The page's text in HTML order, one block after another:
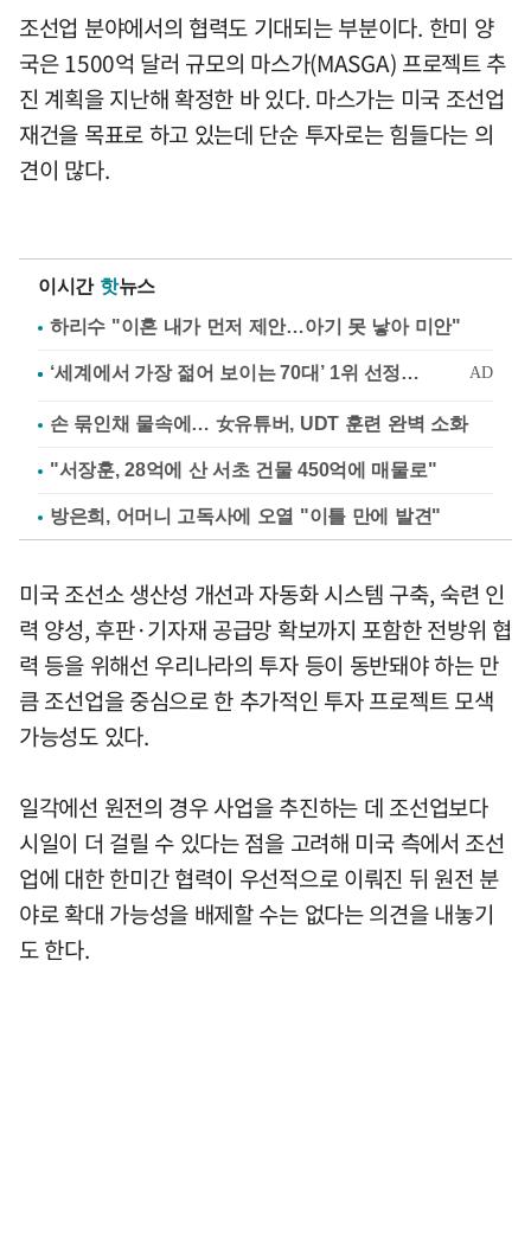
조선업 분야에서의 협력도 기대되는 부분이다. 한미 양
국은 1500억 달러 규모의 마스가(MASGA) 프로젝트 추
진 계획을 지난해 확정한 바 있다. 마스가는 미국 조선업
재건을 목표로 하고 있는데 단순 투자로는 힘들다는 의
견이 많다.
이시간 핫뉴스
하리수 "이혼 내가 먼저 제안…아기 못 낳아 미안"
손 묶인채 물속에… 女유튜버, UDT 훈련 완벽 소화
"서장훈, 28억에 산 서초 건물 450억에 매물로"
방은희, 어머니 고독사에 오열 "이틀 만에 발견"
미국 조선소 생산성 개선과 자동화 시스템 구축, 숙련 인
력 양성, 후판·기자재 공급망 확보까지 포함한 전방위 협
력 등을 위해선 우리나라의 투자 등이 동반돼야 하는 만
큼 조선업을 중심으로 한 추가적인 투자 프로젝트 모색
가능성도 있다.
일각에선 원전의 경우 사업을 추진하는 데 조선업보다
시일이 더 걸릴 수 있다는 점을 고려해 미국 측에서 조선
업에 대한 한미간 협력이 우선적으로 이뤄진 뒤 원전 분
야로 확대 가능성을 배제할 수는 없다는 의견을 내놓기
도 한다.